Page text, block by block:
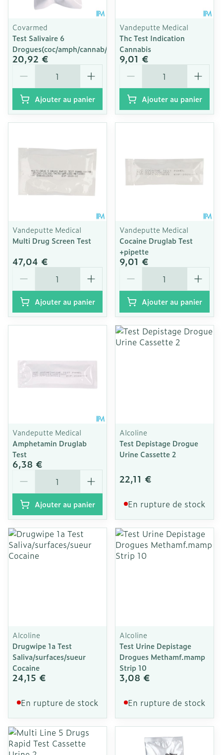
Covarmed
Test Salivaire 6
Drogues(coc/amph/cannab/opiat/xtc
20,92 €
Ajouter au panier
Vandeputte Medical
Thc Test Indication
Cannabis
9,01 €
Ajouter au panier
Vandeputte Medical
Multi Drug Screen Test
47,04 €
Ajouter au panier
Vandeputte Medical
Cocaine Druglab Test
+pipette
9,01 €
Ajouter au panier
Vandeputte Medical
Amphetamin Druglab
Test
6,38 €
Ajouter au panier
Alcoline
Test Depistage Drogue
Urine Cassette 2
22,11 €
En rupture de stock
Alcoline
Drugwipe 1a Test
Saliva/surfaces/sueur
Cocaine
24,15 €
En rupture de stock
Alcoline
Test Urine Depistage
Drogues Methamf.mamp
Strip 10
3,08 €
En rupture de stock